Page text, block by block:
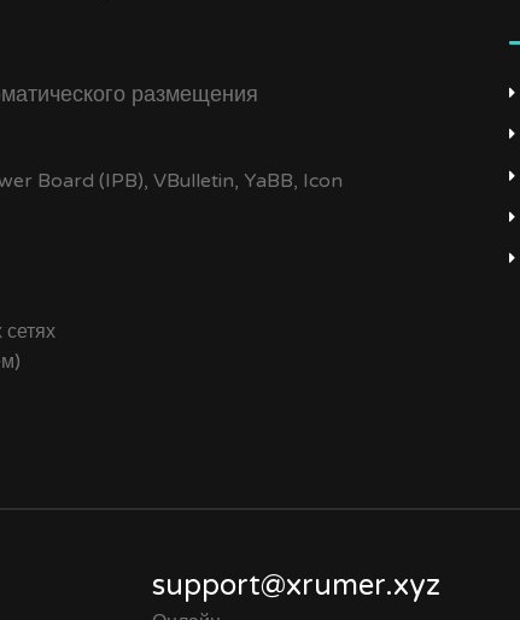
размещения
Board (IPB), VBulletin, YaBB, Icon
support@xrumer.xyz